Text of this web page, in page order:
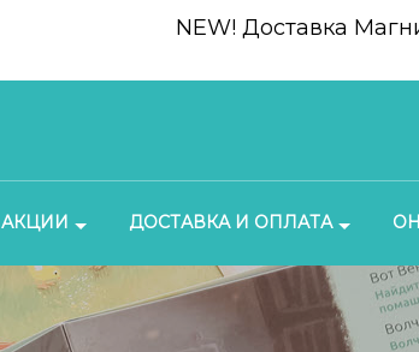
NEW! Доставка
АКЦИИ ДОСТАВКА И ОПЛАТА